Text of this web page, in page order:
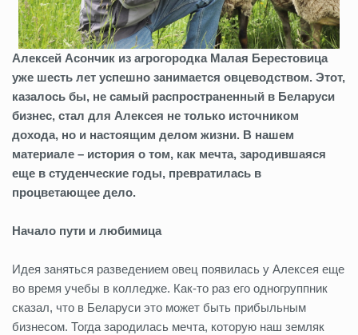
Алексей Асончик из агрогородка Малая Берестовица
уже шесть лет успешно занимается овцеводством. Этот,
казалось бы, не самый распространенный в Беларуси
бизнес, стал для Алексея не только источником
дохода, но и настоящим делом жизни. В нашем
материале – история о том, как мечта, зародившаяся
еще в студенческие годы, превратилась в
процветающее дело.
Начало пути и любимица
Идея заняться разведением овец появилась у Алексея еще
во время учебы в колледже. Как-то раз его одногруппник
сказал, что в Беларуси это может быть прибыльным
бизнесом. Тогда зародилась мечта, которую наш земляк